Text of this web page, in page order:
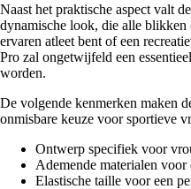
Naast het praktische aspect valt
dynamische look, die alle
ervaren atleet bent of een
Pro zal ongetwijfeld een
worden.
De volgende kenmerken maken
onmisbare keuze voor sportieve
Ontwerp specifiek voor
Ademende materialen voor
Elastische taille voor een